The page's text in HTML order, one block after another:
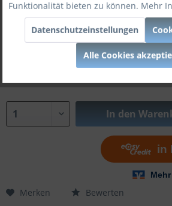
Bettgröße:
In den
Merken Bewerten
Funktionalität bieten zu können. Mehr
Datenschutzeinstellungen
Alle Cookies